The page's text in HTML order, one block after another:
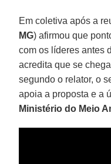
Em coletiva após a
MG) afirmou que
com os líderes antes
acredita que se
segundo o relator, o
apoia a proposta e a
Ministério do Meio